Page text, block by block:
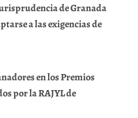
de Granada
a las exigencias de
en los Premios
por la RAJYL de